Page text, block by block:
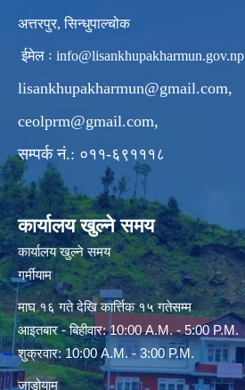
अत्तरपुर, सिन्धुपाल्चोक
ईमेल ः info@lisankhupakharmun.gov.np
lisankhupakharmun@gmail.com,
ceolprm@gmail.com,
सम्पर्क नं.: ०११-६९१११८
कार्यालय खुल्ने समय
कार्यालय खुल्ने समय
गर्मीयाम
माघ १६ गते देखि कार्त्तिक १५ गतेसम्म
आइतबार - बिहीवार: 10:00 A.M. - 5:00 P.M.
शुक्रवार: 10:00 A.M. - 3:00 P.M.
जाडोयाम